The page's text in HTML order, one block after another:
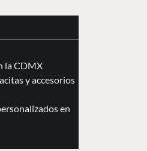
la CDMX
y accesorios
en